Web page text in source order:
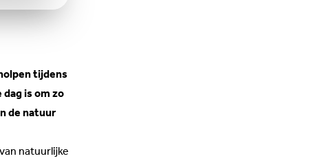
tijdens
is om zo
de natuur
natuurlijke